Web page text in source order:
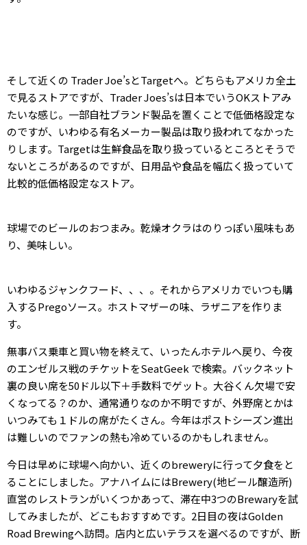
そして近くの Trader Joe’sとTargetへ。どちらもアメリカ全土
で見るストアですが、Trader Joes’sは日本でいうOKストアみ
たいな感じ。一部自社ブランド製品を置くことで低価格設定な
のですが、いわゆる有名メーカー製品は取り扱われてなかった
りします。Targetは生鮮食品を取り扱っているところとそうで
ないところがあるのですが、日用品や食品を幅広く扱っていて
比較的低価格設定なストア。
球場でのビールのおつまみ。乾燥オクラはのりっぽい風味もあ
り、美味しい。
いわゆるジャンクフード、、、。それからアメリカでいつも購
入するPregoソース。ホストマザーの味、ラザニアを作りま
す。
無事バス乗車と買い物を終えて、いったんホテルへ戻り、今夜
のエンゼルス戦のチケットをSeatGeek で検索。バックネット
裏の良い席を50ドル以下＋手数料でゲット。大谷くん欠場で安
くなってる？のか、通常通りなのか不明ですが、外野席とかは
いつみても１ドルの席がたくさん。今年はポストシーズン進出
は難しいのでファンの熱も冷めているのかもしれません。
今日は早めに球場へ向かい、近くのbreweryに行って夕食をと
ることにしました。アナハイムにはBrewery(地ビール醸造所)
直営のレストランがいくつかあって、滞在中3つのBrewaryを試
してみましたが、どこもおすすめです。2日目の夜はGolden
Road Brewingへ訪問。店内と広いテラスを選べるのですが、断